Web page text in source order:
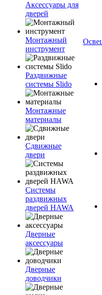
Аксессуары для
дверей
Монтажный
инструмент
Раздвижные
системы Slido
Монтажные
материалы
Сдвижные
двери
Системы
раздвижных
дверей HAWA
Дверные
аксессуары
Дверные
доводчики